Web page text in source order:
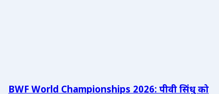
BWF World Championships 2026: पीवी सिंधु को